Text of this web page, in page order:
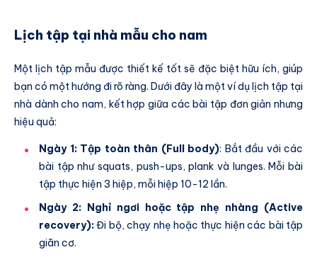
Lịch tập tại nhà mẫu cho nam
Một lịch tập mẫu được thiết kế tốt sẽ đặc biệt hữu ích, giúp
bạn có một hướng đi rõ ràng. Dưới đây là một ví dụ lịch tập tại
nhà dành cho nam, kết hợp giữa các bài tập đơn giản nhưng
hiệu quả:
Ngày 1: Tập toàn thân (Full body): Bắt đầu với các
bài tập như squats, push-ups, plank và lunges. Mỗi bài
tập thực hiện 3 hiệp, mỗi hiệp 10-12 lần.
Ngày 2: Nghỉ ngơi hoặc tập nhẹ nhàng (Active
recovery):Đi bộ, chạy nhẹ hoặc thực hiện các bài tập
giãn cơ.